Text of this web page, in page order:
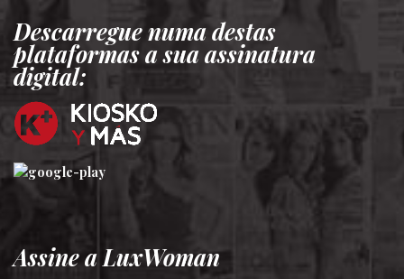
Descarregue numa destas
plataformas a sua assinatura
digital:
Assine a LuxWoman